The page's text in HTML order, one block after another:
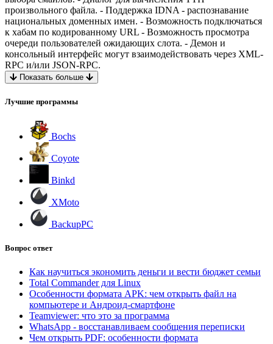
произвольного файла. - Поддержка IDNA - распознавание
национальных доменных имен. - ​​Возможность подключаться
к хабам по кодированному URL - Возможность просмотра
очереди пользователей ожидающих слота. - Демон и
консольный интерфейс могут взаимодействовать через XML-
RPC и/или JSON-RPC.
Показать больше
Лучшие программы
Bochs
Coyote
Binkd
XMoto
BackupPC
Вопрос ответ
Как научиться экономить деньги и вести бюджет семьи
Total Commander для Linux
Особенности формата APK: чем открыть файл на
компьютере и Андроид-смартфоне
Teamviewer: что это за программа
WhatsApp - восстанавливаем сообщения переписки
Чем открыть PDF: особенности формата